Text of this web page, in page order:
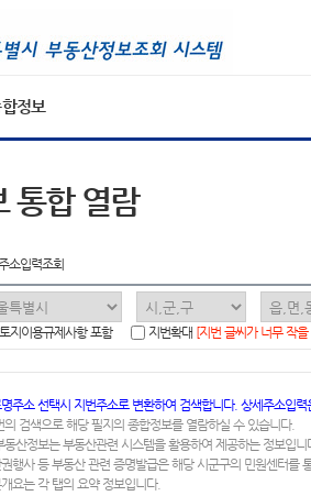
정보
통합 열람
소입력조회
토지이용규제사항 포함
지번확대 [지번 글씨가 너무 작
주소 선택시 지번주소로 변환하여 검색합니다. 상세주소입
의 검색으로 해당 필지의 종합정보를 열람하실 수 있습니다.
동산정보는 부동산관련 시스템을 활용하여 제공하는 정보입니
행사 등 부동산 관련 증명발급은 해당 시군구의 민원센터를
요는 각 탭의 요약 정보입니다.